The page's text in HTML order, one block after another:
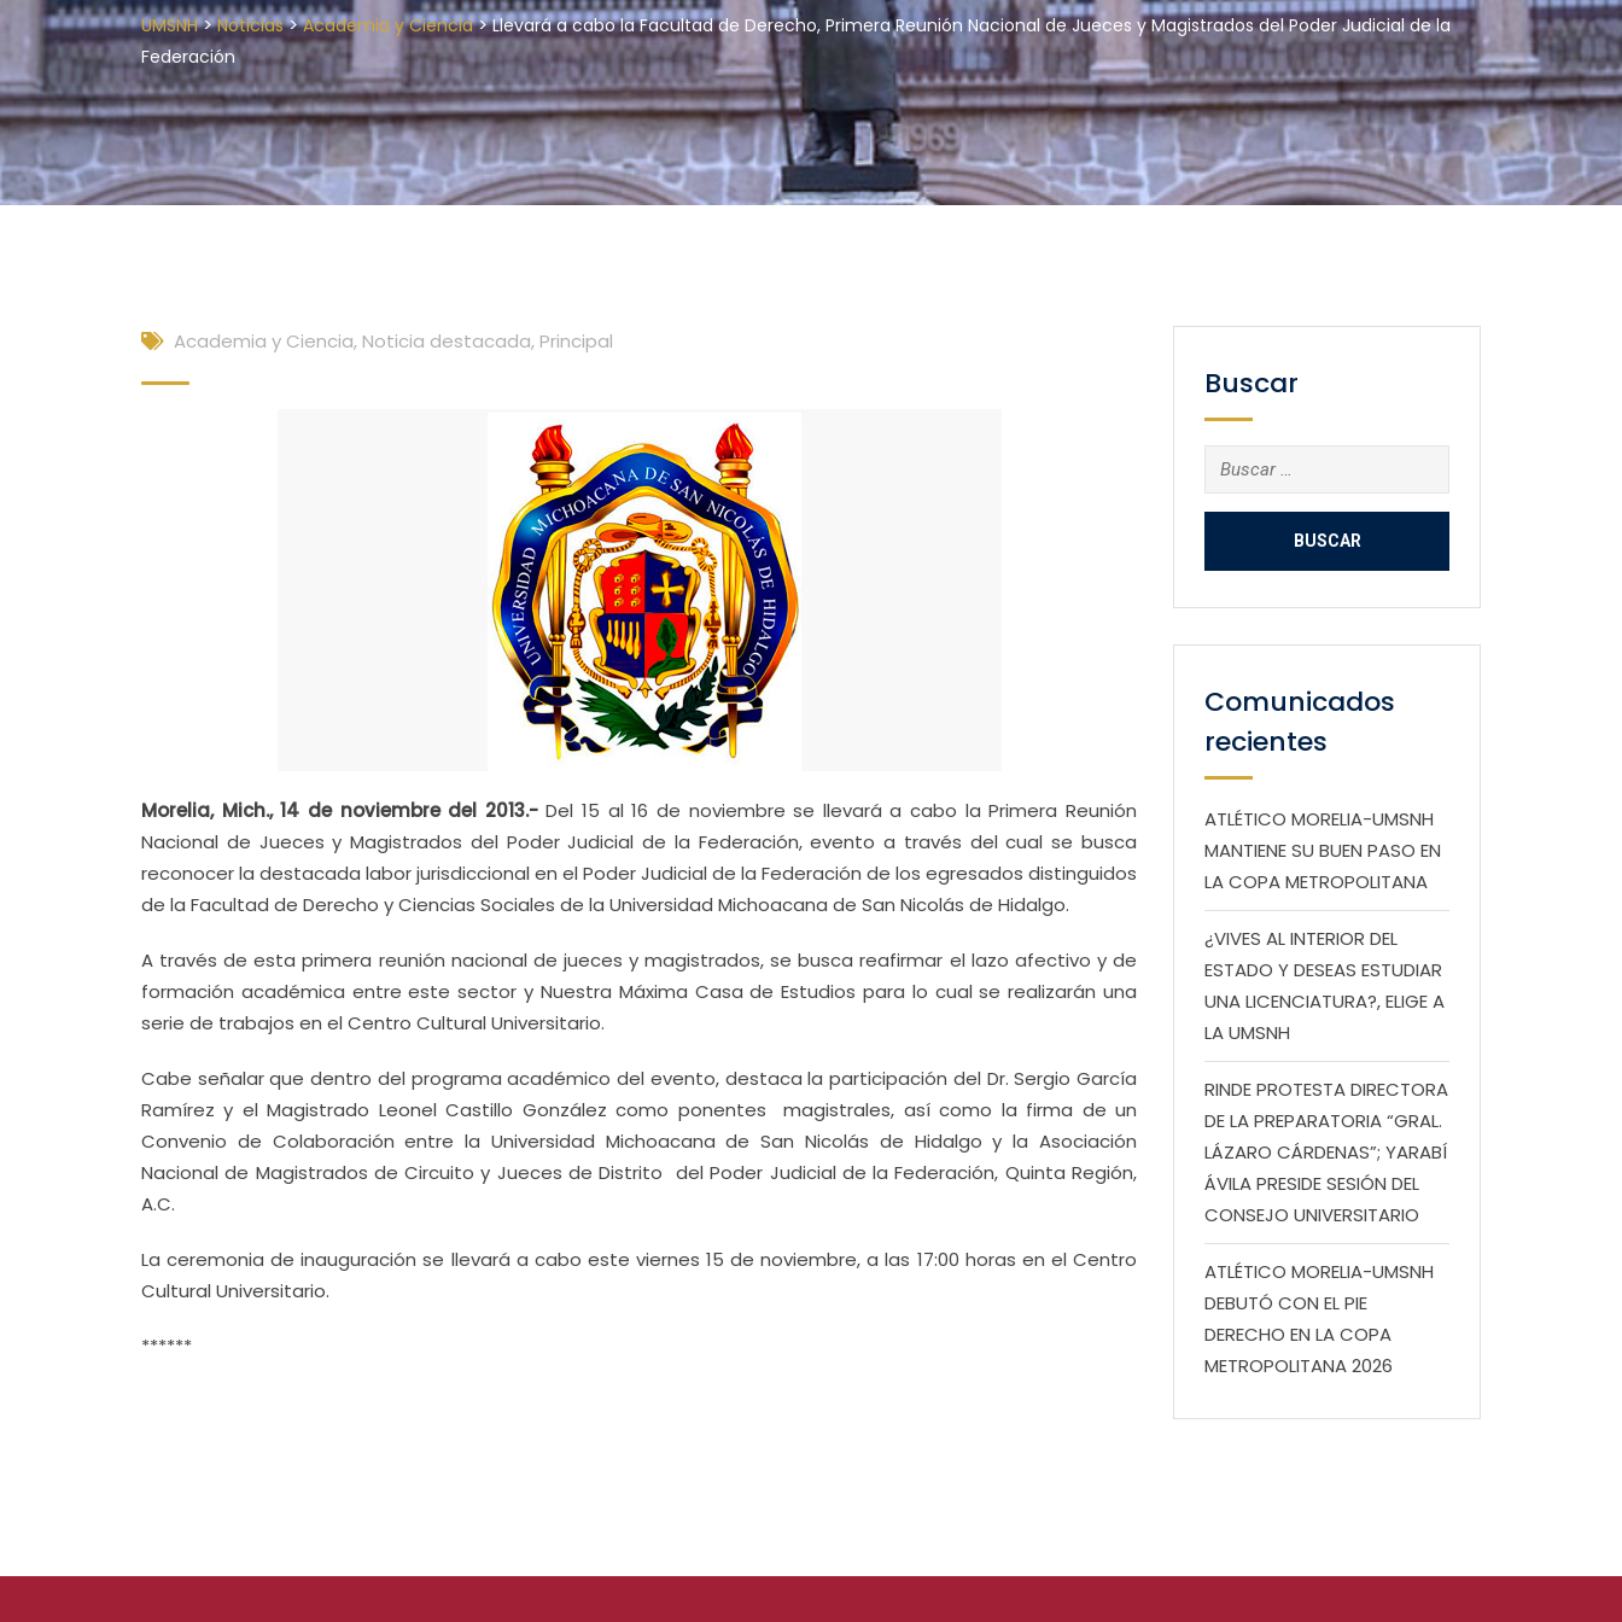
UMSNH>Noticias>Academia y Ciencia>Llevará a cabo la Facultad de Derecho, Primera Reunión Nacional de Jueces y Magistrados del Poder Judicial de la
Federación
Academia y Ciencia, Noticia destacada, Principal
Morelia, Mich., 14 de noviembre del 2013.-Del 15 al 16 de noviembre se llevará a cabo la Primera Reunión
Nacional de Jueces y Magistrados del Poder Judicial de la Federación, evento a través del cual se busca
reconocer la destacada labor jurisdiccional en el Poder Judicial de la Federación de los egresados distinguidos
de la Facultad de Derecho y Ciencias Sociales de la Universidad Michoacana de San Nicolás de Hidalgo.
A través de esta primera reunión nacional de jueces y magistrados, se busca reafirmar el lazo afectivo y de
formación académica entre este sector y Nuestra Máxima Casa de Estudios para lo cual se realizarán una
serie de trabajos en el Centro Cultural Universitario.
Cabe señalar que dentro del programa académico del evento, destaca la participación del Dr. Sergio García
Ramírez y el Magistrado Leonel Castillo González como ponentes magistrales, así como la firma de un
Convenio de Colaboración entre la Universidad Michoacana de San Nicolás de Hidalgo y la Asociación
Nacional de Magistrados de Circuito y Jueces de Distrito del Poder Judicial de la Federación, Quinta Región,
A.C.
La ceremonia de inauguración se llevará a cabo este viernes 15 de noviembre, a las 17:00 horas en el Centro
Cultural Universitario.
******
Buscar
Buscar:
Comunicados
recientes
ATLÉTICO MORELIA-UMSNH
MANTIENE SU BUEN PASO EN
LA COPA METROPOLITANA
¿VIVES AL INTERIOR DEL
ESTADO Y DESEAS ESTUDIAR
UNA LICENCIATURA?, ELIGE A
LA UMSNH
RINDE PROTESTA DIRECTORA
DE LA PREPARATORIA “GRAL.
LÁZARO CÁRDENAS”; YARABÍ
ÁVILA PRESIDE SESIÓN DEL
CONSEJO UNIVERSITARIO
ATLÉTICO MORELIA-UMSNH
DEBUTÓ CON EL PIE
DERECHO EN LA COPA
METROPOLITANA 2026